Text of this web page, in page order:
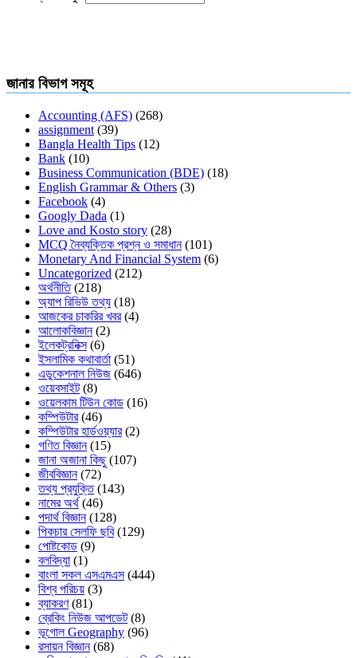
জানার বিভাগ সমূহ
Accounting (AFS) (268)
assignment (39)
Bangla Health Tips (12)
Bank (10)
Business Communication (BDE) (18)
English Grammar & Others (3)
Facebook (4)
Googly Dada (1)
Love and Kosto story (28)
MCQ নৈব্যক্তিক প্রশ্ন ও সমাধান(101)
Monetary And Financial System (6)
Uncategorized (212)
অর্থনীতি(218)
অ্যাপ রিভিউ তথ্য (18)
আজকের চাকরির খবর(4)
আলোকবিজ্ঞান(2)
ইলেকট্রনিক্স(6)
ইসলামিক কথাবার্তা (51)
এডুকেশনাল নিউজ (646)
ওয়েবসাইট(8)
ওয়েলকাম টিউন কোড (16)
কম্পিউটার(46)
কম্পিউটার হার্ডওয়্যার(2)
গণিত বিজ্ঞান(15)
জানা অজানা কিছু(107)
জীববিজ্ঞান(72)
তথ্য প্রযুক্তি(143)
নামের অর্থ (46)
পদার্থ বিজ্ঞান(128)
পিকচার সেলফি ছবি(129)
পোষ্টকোড (9)
বলবিদ্যা (1)
বাংলা সকল এসএমএস(444)
বিশ্ব পরিচয় (3)
ব্যাকরণ(81)
ব্রেকিং নিউজ আপডেট(8)
ভূগোল Geography (96)
রসায়ন বিজ্ঞান(68)